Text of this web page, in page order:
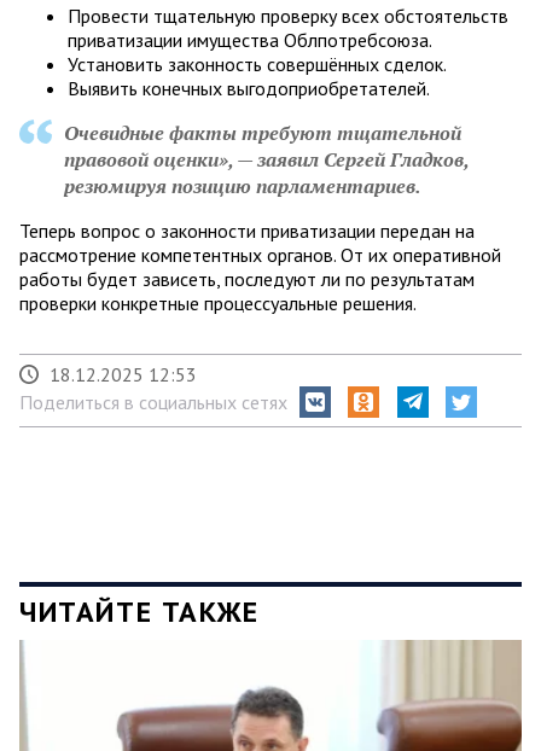
Провести тщательную проверку всех обстоятельств
приватизации имущества Облпотребсоюза.
Установить законность совершённых сделок.
Выявить конечных выгодоприобретателей.
Очевидные факты требуют тщательной
правовой оценки», — заявил Сергей Гладков,
резюмируя позицию парламентариев.
Теперь вопрос о законности приватизации передан на
рассмотрение компетентных органов. От их оперативной
работы будет зависеть, последуют ли по результатам
проверки конкретные процессуальные решения.
18.12.2025 12:53
Поделиться в социальных сетях
ЧИТАЙТЕ ТАКЖЕ